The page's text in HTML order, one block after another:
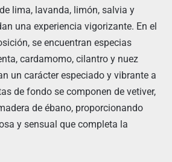
lima, lavanda, limón, salvia y
una experiencia vigorizante. En el
se encuentran especias
cardamomo, cilantro y nuez
un carácter especiado y vibrante a
de fondo se componen de vetiver,
de ébano, proporcionando
y sensual que completa la